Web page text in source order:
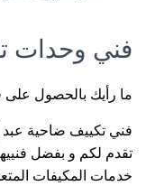
فني وحدات
ما رأيك بالحصول
فني تكييف ضاحية عبد
تقدم لكم و بفضل
خدمات المكيفات